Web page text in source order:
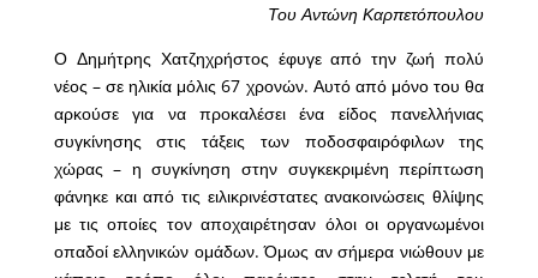
Του Αντώνη Καρπετόπουλου
Ο Δημήτρης Χατζηχρήστος έφυγε από την ζωή πολύ
νέος – σε ηλικία μόλις 67 χρονών. Αυτό από μόνο του θα
αρκούσε για να προκαλέσει ένα είδος πανελλήνιας
συγκίνησης στις τάξεις των ποδοσφαιρόφιλων της
χώρας – η συγκίνηση στην συγκεκριμένη περίπτωση
φάνηκε και από τις ειλικρινέστατες ανακοινώσεις θλίψης
με τις οποίες τον αποχαιρέτησαν όλοι οι οργανωμένοι
οπαδοί ελληνικών ομάδων. Όμως αν σήμερα νιώθουν με